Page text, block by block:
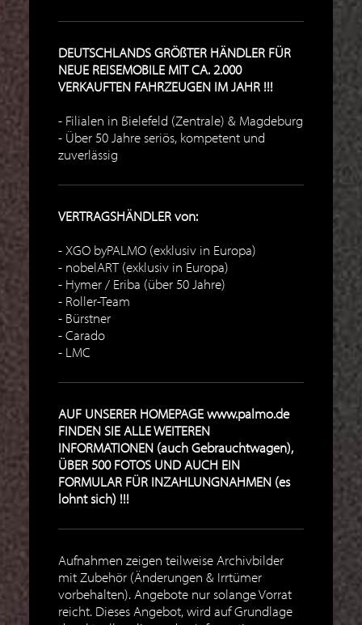
DEUTSCHLANDS GRÖßTER HÄNDLER FÜR
NEUE REISEMOBILE MIT CA. 2.000
VERKAUFTEN FAHRZEUGEN IM JAHR !!!
Filialen in Bielefeld (Zentrale) & Magdeburg
Über 50 Jahre seriös, kompetent und
zuverlässig
VERTRAGSHÄNDLER von:
XGO byPALMO (exklusiv in Europa)
nobelART (exklusiv in Europa)
Hymer / Eriba (über 50 Jahre)
Roller-Team
Bürstner
Carado
LMC
AUF UNSERER HOMEPAGE www.palmo.de
FINDEN SIE ALLE WEITEREN
INFORMATIONEN (auch Gebrauchtwagen),
ÜBER 500 FOTOS UND AUCH EIN
FORMULAR FÜR INZAHLUNGNAHMEN (es
lohnt sich) !!!
Aufnahmen zeigen teilweise Archivbilder
mit Zubehör (Änderungen & Irrtümer
vorbehalten). Angebote nur solange Vorrat
reicht. Dieses Angebot, wird auf Grundlage